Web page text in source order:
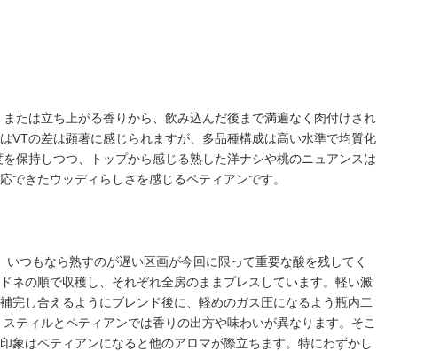
たは立ち上がる香りから、飲み込んだ後まで満遍なく肉付けされ
VTの差は顕著に感じられますが、多品種構成は高い水準で均質化
保持しつつ、トップから感じる熟した洋ナシや桃のニュアンスは
きたウッディらしさを感じるペティアンです。
つもなら熟すのが遅い区画が今回に限って重要な酸を残してく
ネの順で収穫し、それぞれ全房のままプレスしています。軽い澱
完し合えるようにブレンド後に、軽めのガス圧になるよう瓶内二
ティルとペティアンでは香りの出方や味わいが異なります。そこ
象はペティアンになると他のアロマが際立ちます。特にわずかし